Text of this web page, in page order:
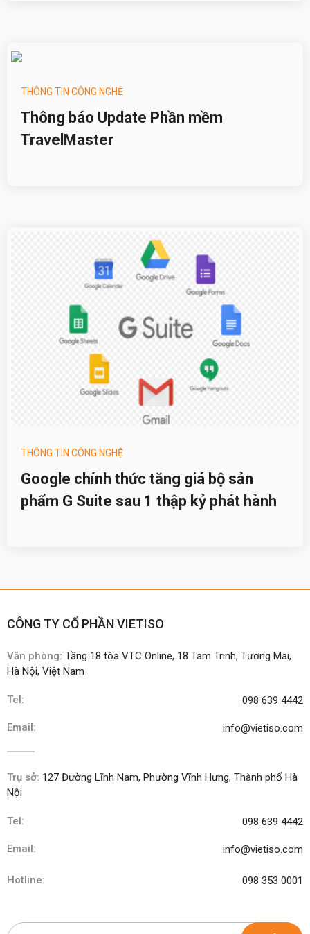
THÔNG TIN CÔNG NGHỆ
Thông báo Update Phần mềm
TravelMaster
THÔNG TIN CÔNG NGHỆ
Google chính thức tăng giá bộ sản
phẩm G Suite sau 1 thập kỷ phát hành
CÔNG TY CỔ PHẦN VIETISO
Văn phòng: Tầng 18 tòa VTC Online, 18 Tam Trinh, Tương Mai,
Hà Nội, Việt Nam
Tel: 098 639 4442
Email: info@vietiso.com
Trụ sở: 127 Đường Lĩnh Nam, Phường Vĩnh Hưng, Thành phố Hà
Nội
Tel: 098 639 4442
Email: info@vietiso.com
Hotline: 098 353 0001